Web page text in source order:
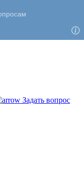
Задать вопрос